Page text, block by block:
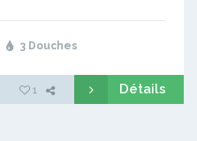
3 Douches
1 Détails